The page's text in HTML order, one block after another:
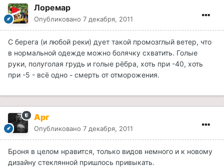
Лоремар
Опубликовано 7 декабря, 2011
С берега (и любой реки) дует такой промозглый ветер, что
в нормальной одежде можно болячку схватить. Голые
руки, полуголая грудь и голые рёбра, хоть при -40, хоть
при -5 - всё одно - смерть от отморожения.
Арг
Опубликовано 7 декабря, 2011
Броня в целом нравится, только видов немного и к новому
дизайну стеклянной пришлось привыкать.